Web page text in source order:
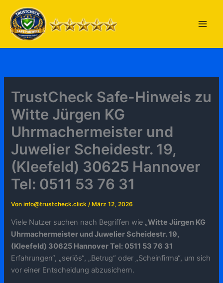
Inhalt
springen
TrustCheck Safe-Hinweis zu
Witte Jürgen KG
Uhrmachermeister und
Juwelier Scheidestr. 19,
(Kleefeld) 30625 Hannover
Tel: 0511 53 76 31
Voninfo@trustcheck.click/ März 12, 2026
Viele Nutzer suchen nach Begriffen wie „Witte Jürgen KG
Uhrmachermeister und Juwelier Scheidestr. 19,
(Kleefeld) 30625 Hannover Tel: 0511 53 76 31
Erfahrungen“, „seriös“, „Betrug“ oder „Scheinfirma“, um sich
vor einer Entscheidung abzusichern.